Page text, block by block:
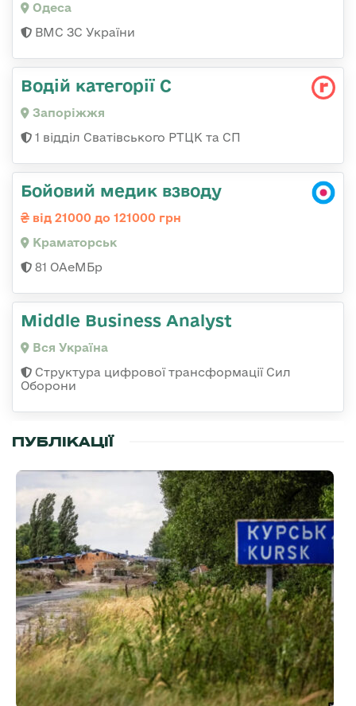
Одеса
ВМС ЗС України
Водій категорії С
Запоріжжя
1 відділ Сватівського РТЦК та СП
Бойовий медик взводу
від 21000 до 121000 грн
Краматорськ
81 ОАеМБр
Middle Business Analyst
Вся Україна
Структура цифрової трансформації Сил
Оборони
ПУБЛІКАЦІЇ